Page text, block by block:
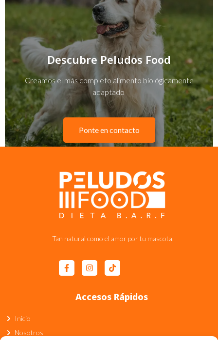
Descubre Peludos Food
Creamos el más completo alimento biológicamente
adaptado
Ponte en contacto
Tan natural como el amor por tu mascota.
Accesos Rápidos
Inicio
Nosotros